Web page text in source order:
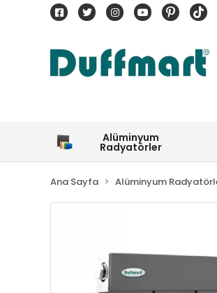
Alüminyum
Radyatörler
Ana Sayfa Alüminyum